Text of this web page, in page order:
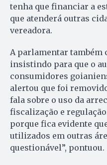
tenha que financiar a
que atenderá outras
vereadora.
A parlamentar também
insistindo para que o
consumidores
alertou que foi
fala sobre o uso da
fiscalização e
porque fica evidente
utilizados em outras
questionável”, pontuou.